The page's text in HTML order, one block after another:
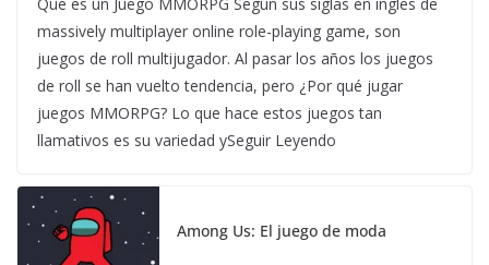
massively multiplayer online role-playing game, son
juegos de roll multijugador. Al pasar los años los juegos
de roll se han vuelto tendencia, pero ¿Por qué jugar
juegos MMORPG? Lo que hace estos juegos tan
llamativos es su variedad ySeguir Leyendo
Among Us: El juego de moda